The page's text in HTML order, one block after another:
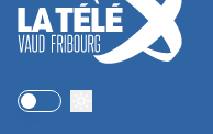
Use setting